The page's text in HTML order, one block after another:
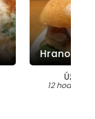
Úžasné
12 hodnotení